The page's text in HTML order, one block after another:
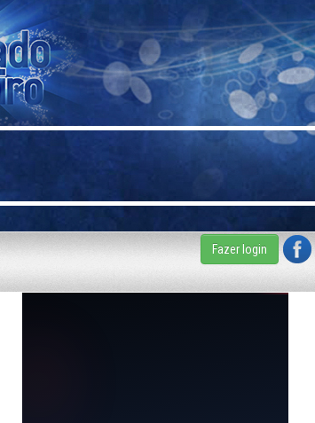
Fazer login